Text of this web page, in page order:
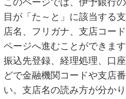
このページでは、伊予銀行
目が「た～と」に該当する
店名、フリガナ、支店コー
ページへ進むことができます
振込先登録、経理処理、口
どで金融機関コードや支店
い。支店名の読み方が分か